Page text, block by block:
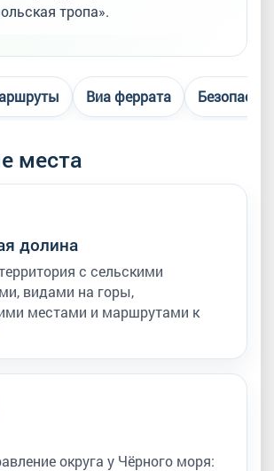
тропа».
Виа феррата
места
долина
с сельскими
видами на горы,
местами и маршрутами к
округа у Чёрного моря: